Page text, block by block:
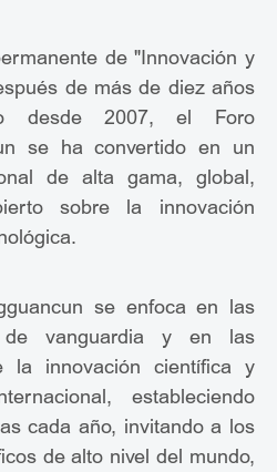
de "Innovación y
de más de diez años
desde 2007, el Foro
se ha convertido en un
de alta gama, global,
sobre la innovación
se enfoca en las
de vanguardia y en las
la innovación científica y
estableciendo
cada año, invitando a los
de alto nivel del mundo,